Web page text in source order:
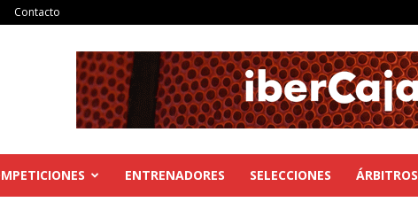
Contacto
ENTRENADORES SELECCIONES ÁRBITROS